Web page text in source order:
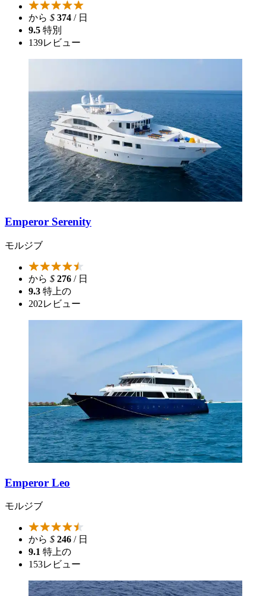
から $ 374 / 日
9.5 特別
139レビュー
Emperor Serenity
モルジブ
から $ 276 / 日
9.3 特上の
202レビュー
Emperor Leo
モルジブ
から $ 246 / 日
9.1 特上の
153レビュー